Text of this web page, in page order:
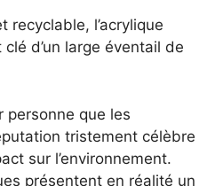
recyclable, l’acrylique
d’un large éventail de
personne que les
tristement célèbre
sur l’environnement.
présentent en réalité un